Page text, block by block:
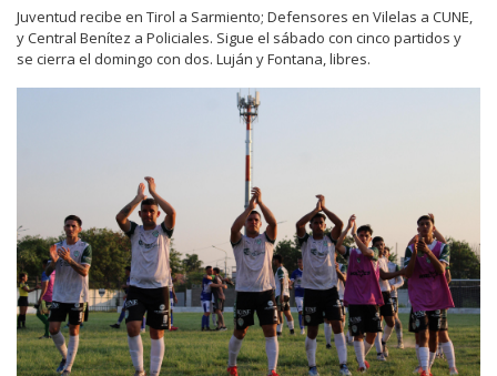
Juventud recibe en Tirol a Sarmiento; Defensores en Vilelas a CUNE,
y Central Benítez a Policiales. Sigue el sábado con cinco partidos y
se cierra el domingo con dos. Luján y Fontana, libres.